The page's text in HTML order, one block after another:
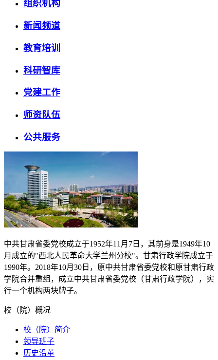
组织机构
新闻频道
教育培训
科研智库
党建工作
师资队伍
公共服务
中共甘肃省委党校成立于1952年11月 7 日，其前身是1949年10
月成立的"西北人民革命大学兰州分校"。甘肃行政学院成立于
1990年。 2018年10月 30 日，原中共甘肃省委党校和原甘肃行政
学院合并重组，成立中共甘肃省委党校（甘肃行政学院），实
行一个机构两块牌子。
校（院）概况
校（院）简介
领导班子
历史沿革